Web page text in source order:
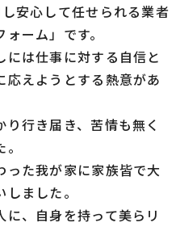
安心して任せられる業者
ーム」です。
は仕事に対する自信と
えようとする熱意があ
行き届き、苦情も無く
った我が家に家族皆で大
ました。
、自身を持って美らリ